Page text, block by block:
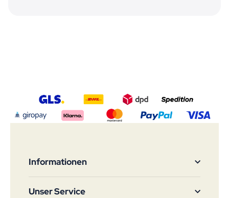
Informationen
Unser Service